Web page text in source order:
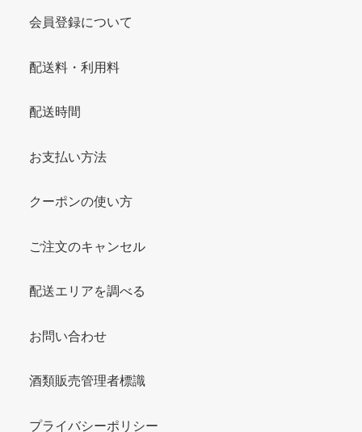
会員登録について
配送料・利用料
配送時間
お支払い方法
クーポンの使い方
ご注文のキャンセル
配送エリアを調べる
お問い合わせ
酒類販売管理者標識
プライバシーポリシー